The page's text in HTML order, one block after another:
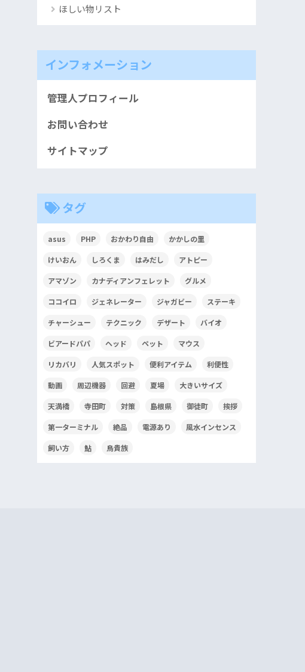
ほしい物リスト
インフォメーション
管理人プロフィール
お問い合わせ
サイトマップ
タグ
asus PHP おかわり自由 かかしの里
けいおん しろくま はみだし アトピー
アマゾン カナディアンフェレット グルメ
ココイロ ジェネレーター ジャガビー ステーキ
チャーシュー テクニック デザート バイオ
ビアードパパ ヘッド ペット マウス
リカバリ 人気スポット 便利アイテム 利便性
動画 周辺機器 回避 夏場 大きいサイズ
天満橋 寺田町 対策 島根県 御徒町 挨拶
第一ターミナル 絶品 電源あり 風水インセンス
飼い方 鮎 鳥貴族